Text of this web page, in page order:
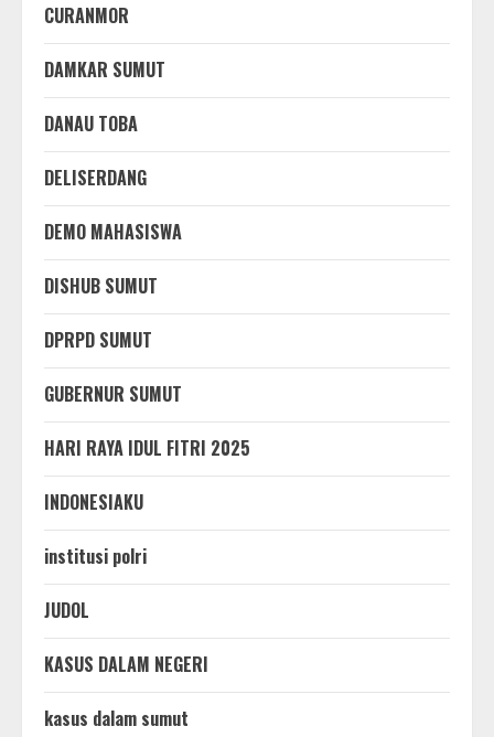
CURANMOR
DAMKAR SUMUT
DANAU TOBA
DELISERDANG
DEMO MAHASISWA
DISHUB SUMUT
DPRPD SUMUT
GUBERNUR SUMUT
HARI RAYA IDUL FITRI 2025
INDONESIAKU
institusi polri
JUDOL
KASUS DALAM NEGERI
kasus dalam sumut